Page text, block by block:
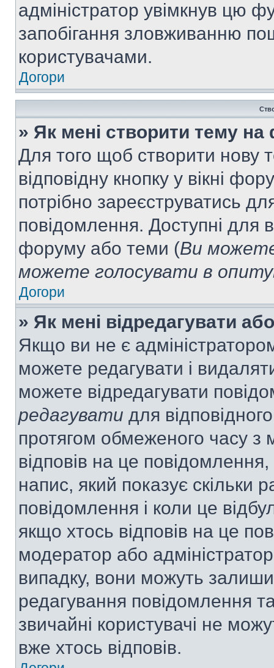
адміністратор увімкнув цю
запобігання зловживанню
користувачами.
Догори
» Як мені створити тему на
Для того щоб створити нову
відповідну кнопку у вікні
потрібно зареєструватись
повідомлення. Доступні для
форуму або теми (Ви
можете голосувати в
Догори
» Як мені відредагувати
Якщо ви не є
можете редагувати і
можете відредагувати
редагувати для
протягом обмеженого часу
відповів на це
напис, який показує скільки
повідомлення і коли це
якщо хтось відповів на це
модератор або
випадку, вони можуть
редагування повідомлення
звичайні користувачі не
вже хтось відповів.